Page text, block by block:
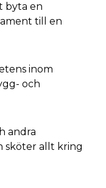
byta en
till en
inom
och
andra
sköter allt kring